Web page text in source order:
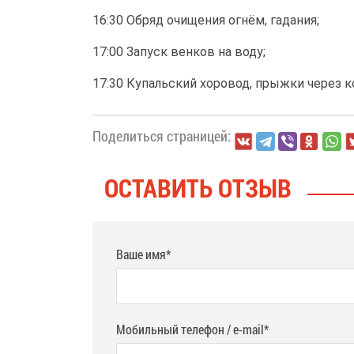
16:30 Обряд очищения огнём, гадания;
17:00 Запуск венков на воду;
17:30 Купальский хоровод, прыжки через
Поделиться страницей:
ОСТАВИТЬ ОТЗЫВ
Ваше имя*
Мобильный телефон / e-mail*